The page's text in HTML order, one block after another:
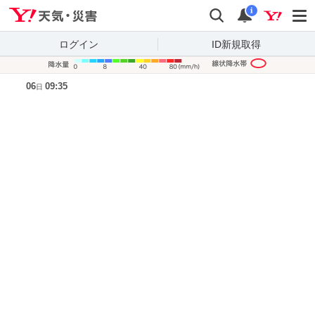
検索 通知
i
ログイン ID新規取得
06日 09:35